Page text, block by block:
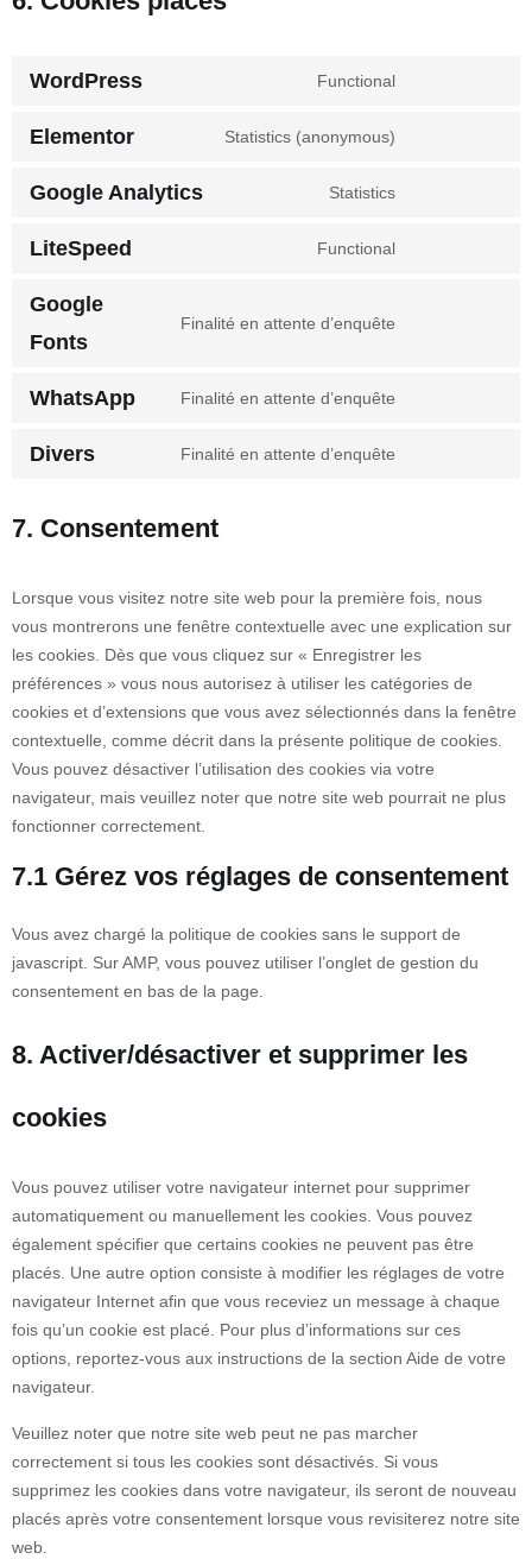
WordPress Functional
Elementor Statistics (anonymous)
Google Analytics Statistics
LiteSpeed Functional
Google
Fonts
Finalité en attente d’enquête
WhatsApp Finalité en attente d’enquête
Divers Finalité en attente d’enquête
7. Consentement
Lorsque vous visitez notre site web pour la première fois, nous
vous montrerons une fenêtre contextuelle avec une explication sur
les cookies. Dès que vous cliquez sur « Enregistrer les
préférences » vous nous autorisez à utiliser les catégories de
cookies et d’extensions que vous avez sélectionnés dans la fenêtre
contextuelle, comme décrit dans la présente politique de cookies.
Vous pouvez désactiver l’utilisation des cookies via votre
navigateur, mais veuillez noter que notre site web pourrait ne plus
fonctionner correctement.
7.1 Gérez vos réglages de consentement
Vous avez chargé la politique de cookies sans le support de
javascript. Sur AMP, vous pouvez utiliser l’onglet de gestion du
consentement en bas de la page.
8. Activer/désactiver et supprimer les
cookies
Vous pouvez utiliser votre navigateur internet pour supprimer
automatiquement ou manuellement les cookies. Vous pouvez
également spécifier que certains cookies ne peuvent pas être
placés. Une autre option consiste à modifier les réglages de votre
navigateur Internet afin que vous receviez un message à chaque
fois qu’un cookie est placé. Pour plus d’informations sur ces
options, reportez-vous aux instructions de la section Aide de votre
navigateur.
Veuillez noter que notre site web peut ne pas marcher
correctement si tous les cookies sont désactivés. Si vous
supprimez les cookies dans votre navigateur, ils seront de nouveau
placés après votre consentement lorsque vous revisiterez notre site
web.